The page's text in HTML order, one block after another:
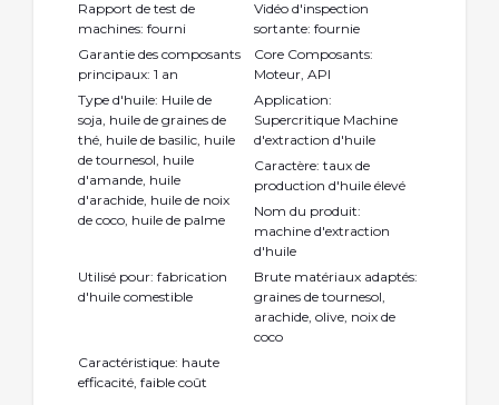
Rapport de test de
machines: fourni
Vidéo d'inspection
sortante: fournie
Garantie des composants
principaux: 1 an
Core Composants:
Moteur, API
Type d'huile: Huile de
soja, huile de graines de
thé, huile de basilic, huile
de tournesol, huile
d'amande, huile
d'arachide, huile de noix
de coco, huile de palme
Application:
Supercritique Machine
d'extraction d'huile
Caractère: taux de
production d'huile élevé
Nom du produit:
machine d'extraction
d'huile
Utilisé pour: fabrication
d'huile comestible
Brute matériaux adaptés:
graines de tournesol,
arachide, olive, noix de
coco
Caractéristique: haute
efficacité, faible coût